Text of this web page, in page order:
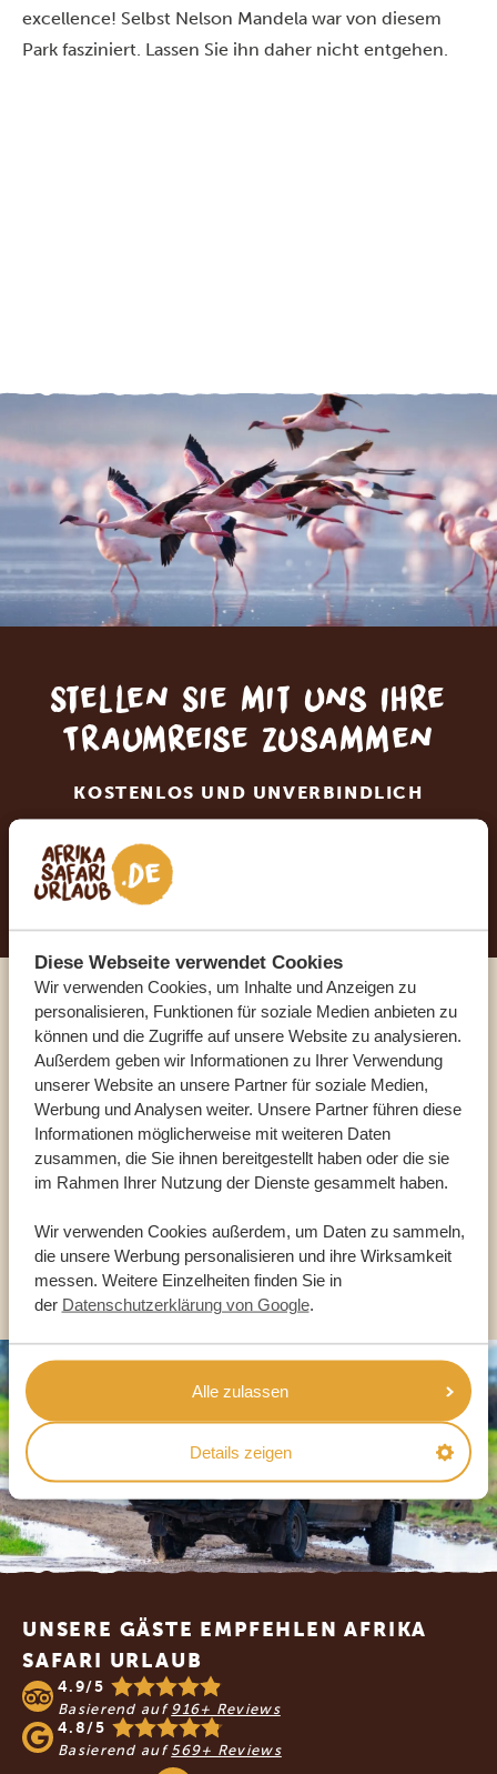
Diese Webseite verwendet Cookies
Wir verwenden Cookies, um Inhalte und Anzeigen zu
personalisieren, Funktionen für soziale Medien anbieten zu
können und die Zugriffe auf unsere Website zu analysieren.
Außerdem geben wir Informationen zu Ihrer Verwendung
unserer Website an unsere Partner für soziale Medien,
Werbung und Analysen weiter. Unsere Partner führen diese
Informationen möglicherweise mit weiteren Daten
zusammen, die Sie ihnen bereitgestellt haben oder die sie
im Rahmen Ihrer Nutzung der Dienste gesammelt haben.
Wir verwenden Cookies außerdem, um Daten zu sammeln,
die unsere Werbung personalisieren und ihre Wirksamkeit
messen. Weitere Einzelheiten finden Sie in
der Datenschutzerklärung von Google.
Alle zulassen
Details zeigen
excellence! Selbst Nelson Mandela war von diesem
Park fasziniert. Lassen Sie ihn daher nicht entgehen.
Stellen Sie mit uns Ihre
Traumreise zusammen
KOSTENLOS UND UNVERBINDLICH
JETZT TRAUMREISE ANFORDERN
Sprechen Sie mit einem
Reiseberater
UNSERE EXPERTEN HELFEN IHNEN GERN
ANDERE LÄNDER
Footer
UNSERE GÄSTE EMPFEHLEN AFRIKA
SAFARI URLAUB
4.9/5
Basierend auf 916+ Reviews
4.8/5
Basierend auf 569+ Reviews